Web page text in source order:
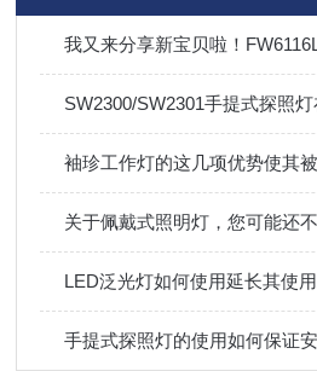
我又来分享新宝贝啦！
SW2300/SW2301手提式探照
袖珍工作灯的这几项优势使其
关于佩戴式照明灯，您可能还
LED泛光灯如何使用延长其使
手提式探照灯的使用如何保证